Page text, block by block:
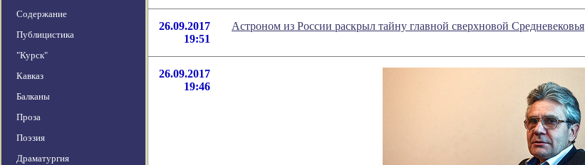
Содержание
Публицистика
"Курск"
Кавказ
Балканы
Проза
Поэзия
Драматургия
26.09.2017
19:51
Астроном из России раскрыл тайну главной сверхновой Средневековья
26.09.2017
19:46